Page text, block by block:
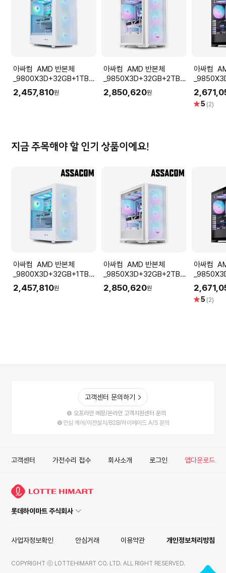
아싸컴 AMD 반본체
_9800X3D+32GB+1TB_
화이트 / B850
2,457,810원
아싸컴 AMD 반본체
_9850X3D+32GB+2TB_
화이트
2,850,620원
아싸컴 AMD 반본체
별5 (2)
지금 주목해야 할 인기 상품이에요!
아싸컴 AMD 반본체
_9800X3D+32GB+1TB_
화이트 / B850
2,457,810원
아싸컴 AMD 반본체
_9850X3D+32GB+2TB_
화이트
2,850,620원
아싸컴 AMD 반본체
별5 (2)
고객센터 문의하기
오프라인 매장/온라인 고객지원센터 문의
안심 케어/이전설치/B2B/하이메이드 A/S 문의
고객센터 가전수리 접수 회사소개 로그인 앱다운로드
롯데하이마트 주식회사
사업자정보확인 안심거래 이용약관 개인정보처리방침
COPYRIGHT ⓒ LOTTEHIMART CO. LTD. ALL RIGHT RESERVED.